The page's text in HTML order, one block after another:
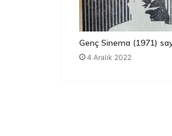
Genç Sinema (1971)
4 Aralık 2022